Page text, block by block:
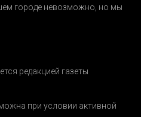
городе невозможно, но мы
редакцией газеты
при условии активной